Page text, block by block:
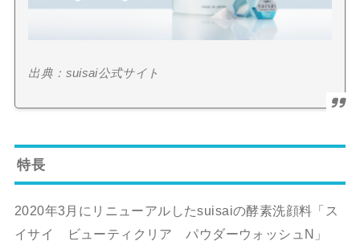
出典：suisai公式サイト
特長
2020年3月にリニューアルしたsuisaiの酵素洗顔料「 ス
イサイ ビューティクリア パウダーウォッシュN」